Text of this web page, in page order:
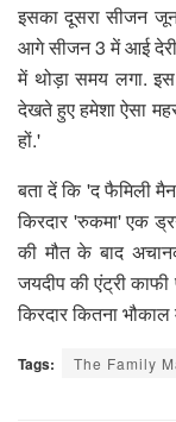
इसका दूसरा सीजन
आगे सीजन 3 में आई देरी
में थोड़ा समय लगा.
देखते हुए हमेशा ऐसा
हों.'
बता दें कि 'द फैमिली
किरदार 'रुकमा' एक
की मौत के बाद
जयदीप की एंट्री
किरदार कितना भौकाल
Tags: The Family